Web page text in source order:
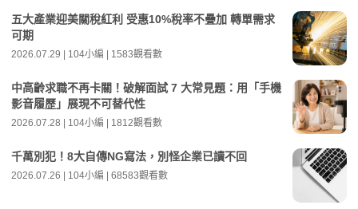
五大產業迎美關稅紅利 受惠10%稅率不疊加 轉單需求
可期
2026.07.29 | 104小編 | 1583觀看數
中高齡求職不再卡關！破解面試 7 大常見題：用「手機
影音履歷」展現不可替代性
2026.07.28 | 104小編 | 1812觀看數
千萬別犯！8大自傳NG寫法，別怪企業已讀不回
2026.07.26 | 104小編 | 68583觀看數